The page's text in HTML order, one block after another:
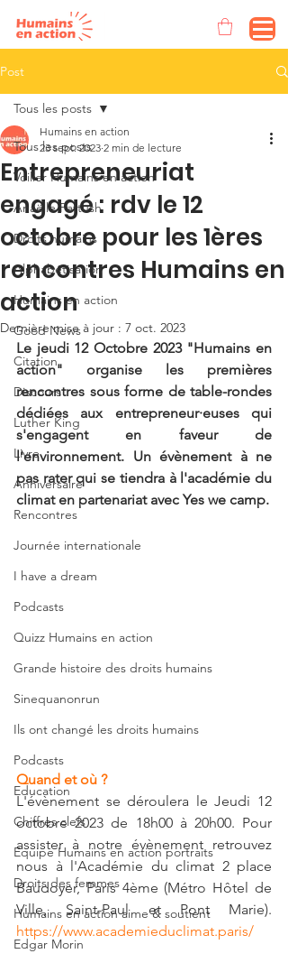
Post
Tous les posts
Voilier Humains en action
Anaëlle Pattush
Droits humains
Alphabétisation
Humains en action
Good News
Citation
Discours
Luther King
Livre
Anniversaire
Rencontres
Journée internationale
I have a dream
Podcasts
Quizz Humains en action
Grande histoire des droits humains
Sinequanonrun
Ils ont changé les droits humains
Podcasts
Education
Chiffres clefs
Equipe Humains en action portraits
Droits des femmes
Humains en action aime & soutient
Edgar Morin
Tous les posts
Entrepreneuriat
engagé : rdv le 12
octobre pour les 1ères
rencontres Humains en
action
Humains en action
23 sept. 2023 2 min de lecture
Dernière mise à jour : 7 oct. 2023
Le jeudi 12 Octobre 2023 "Humains en
action" organise les premières
rencontres sous forme de table-rondes
dédiées aux entrepreneur·euses qui
s'engagent en faveur de
l'environnement. Un évènement à ne
pas rater qui se tiendra à l'académie du
climat en partenariat avec Yes we camp.
Quand et où ?
L'évènement se déroulera le Jeudi 12
octobre 2023 de 18h00 à 20h00. Pour
assister à notre évènement retrouvez
nous à l'Académie du climat 2 place
Baudoyer, Paris 4ème (Métro Hôtel de
https://www.academieduclimat.paris/